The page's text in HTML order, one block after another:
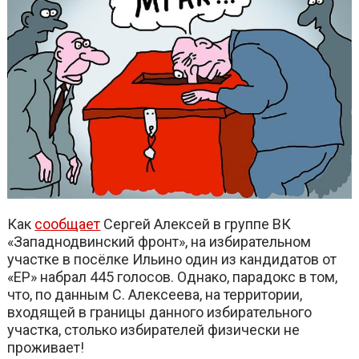
Как сообщает Сергей Алексей в группе ВК
«Западнодвинский фронт», на избирательном
участке в посёлке Ильино один из кандидатов от
«ЕР» набрал 445 голосов. Однако, парадокс в том,
что, по данным С. Алексеева, на территории,
входящей в границы данного избирательного
участка, столько избирателей физически не
проживает!